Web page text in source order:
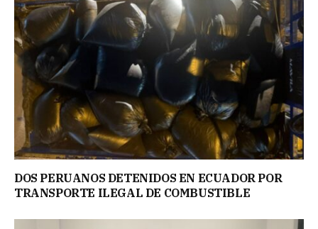
DOS PERUANOS DETENIDOS EN ECUADOR POR
TRANSPORTE ILEGAL DE COMBUSTIBLE